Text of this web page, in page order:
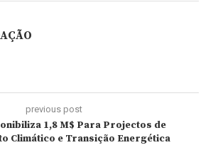
previous post
1,8 M$ Para Projectos de
Climático e Transição Energética